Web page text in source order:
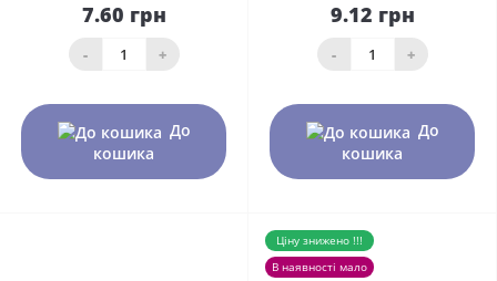
7.60 грн
- +
До
кошика
9.12 грн
- +
До
кошика
Ціну знижено !!!
В наявності мало